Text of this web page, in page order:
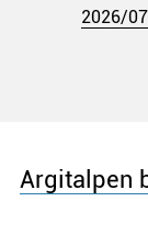
2026/
Argitalpen